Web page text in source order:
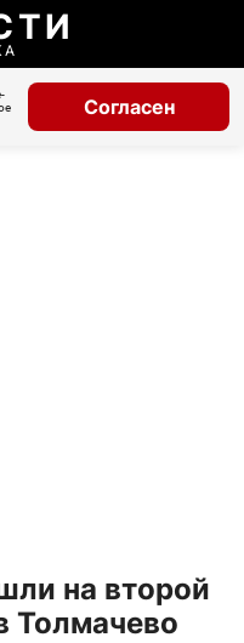
Согласен
на второй
Толмачево